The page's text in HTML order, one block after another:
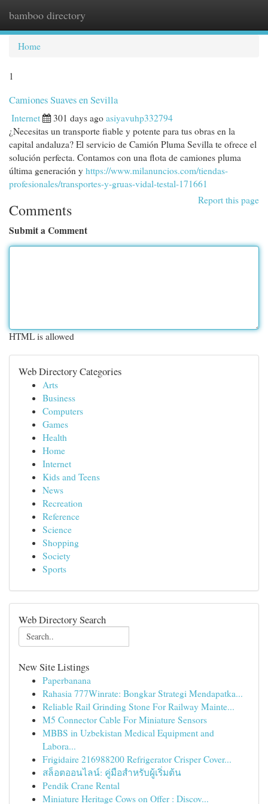
bamboo directory
Home
1
Camiones Suaves en Sevilla
Internet 301 days ago asiyavuhp332794
¿Necesitas un transporte fiable y potente para tus obras en la
capital andaluza? El servicio de Camión Pluma Sevilla te ofrece el
solución perfecta. Contamos con una flota de camiones pluma
última generación y https://www.milanuncios.com/tiendas-
profesionales/transportes-y-gruas-vidal-testal-171661
Report this page
Comments
Submit a Comment
HTML is allowed
Web Directory Categories
Arts
Business
Computers
Games
Health
Home
Internet
Kids and Teens
News
Recreation
Reference
Science
Shopping
Society
Sports
Web Directory Search
New Site Listings
Paperbanana
Rahasia 777Winrate: Bongkar Strategi Mendapatka...
Reliable Rail Grinding Stone For Railway Mainte...
M5 Connector Cable For Miniature Sensors
MBBS in Uzbekistan Medical Equipment and
Labora...
Frigidaire 216988200 Refrigerator Crisper Cover...
สล็อตออนไลน์: คู่มือสำหรับผู้เริ่มต้น
Pendik Crane Rental
Miniature Heritage Cows on Offer : Discov...